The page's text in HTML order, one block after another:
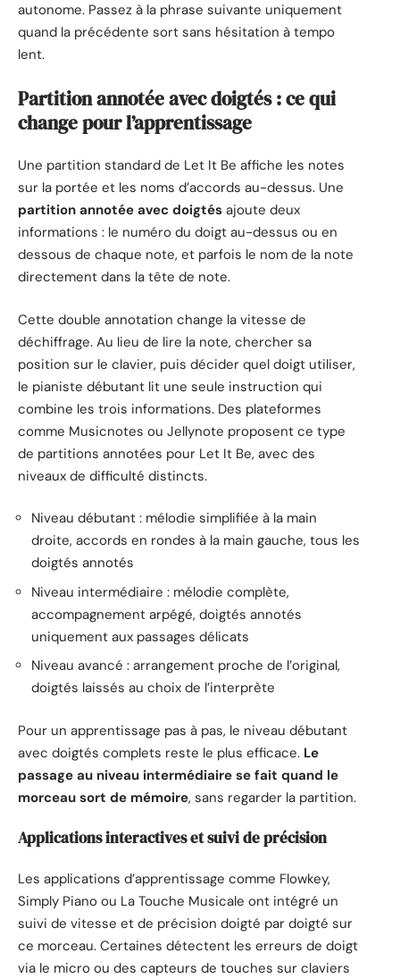
autonome. Passez à la phrase suivante uniquement
quand la précédente sort sans hésitation à tempo
lent.
Partition annotée avec doigtés : ce qui
change pour l’apprentissage
Une partition standard de Let It Be affiche les notes
sur la portée et les noms d’accords au-dessus. Une
partition annotée avec doigtés ajoute deux
informations : le numéro du doigt au-dessus ou en
dessous de chaque note, et parfois le nom de la note
directement dans la tête de note.
Cette double annotation change la vitesse de
déchiffrage. Au lieu de lire la note, chercher sa
position sur le clavier, puis décider quel doigt utiliser,
le pianiste débutant lit une seule instruction qui
combine les trois informations. Des plateformes
comme Musicnotes ou Jellynote proposent ce type
de partitions annotées pour Let It Be, avec des
niveaux de difficulté distincts.
Niveau débutant : mélodie simplifiée à la main
droite, accords en rondes à la main gauche, tous les
doigtés annotés
Niveau intermédiaire : mélodie complète,
accompagnement arpégé, doigtés annotés
uniquement aux passages délicats
Niveau avancé : arrangement proche de l’original,
doigtés laissés au choix de l’interprète
Pour un apprentissage pas à pas, le niveau débutant
avec doigtés complets reste le plus efficace. Le
passage au niveau intermédiaire se fait quand le
morceau sort de mémoire, sans regarder la partition.
Applications interactives et suivi de précision
Les applications d’apprentissage comme Flowkey,
Simply Piano ou La Touche Musicale ont intégré un
suivi de vitesse et de précision doigté par doigté sur
ce morceau. Certaines détectent les erreurs de doigt
via le micro ou des capteurs de touches sur claviers